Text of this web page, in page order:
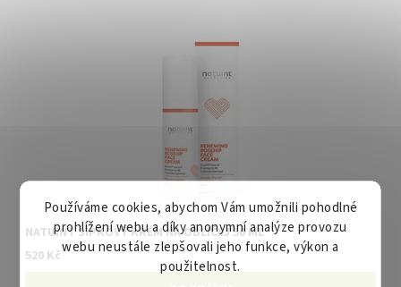
NATUINT ŠÍPKOVÝ KRÉM NA OBLIČEJ 50 ML
520 Kč
Používáme cookies, abychom Vám umožnili pohodlné
prohlížení webu a díky anonymní analýze provozu
webu neustále zlepšovali jeho funkce, výkon a
použitelnost.